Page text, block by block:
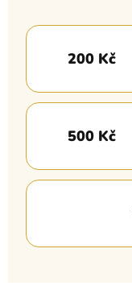
200 Kč
500 Kč